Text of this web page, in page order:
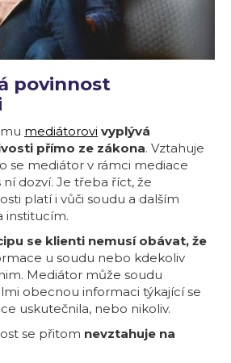
povinnost
mediátorovi vyplývá
přímo ze zákona. Vztahuje
se mediátor v rámci mediace
ní dozví. Je třeba říct, že
platí i vůči soudu a dalším
institucím.
se klienti nemusí obávat, že
u soudu nebo kdekoliv
Mediátor může soudu
obecnou informaci týkající se
uskutečnila, nebo nikoliv.
se přitom nevztahuje na